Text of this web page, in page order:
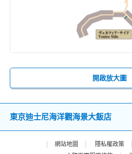
開啟放大圖
東京迪士尼海洋觀海景大飯店
網站地圖 隱私權政策